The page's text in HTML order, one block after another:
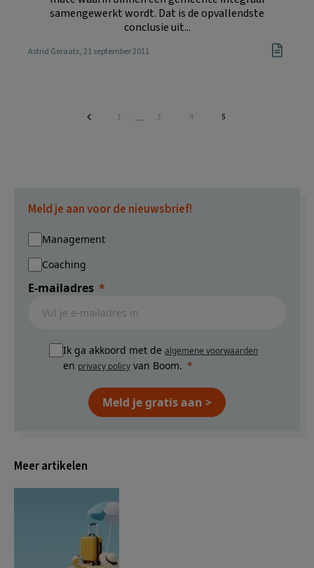
samengewerkt wordt. Dat is de opvallendste
conclusie uit...
Astrid Geraats, 21 september 2011
Pagina
1
Interim
… Pagina
3 Pagina
4 Pagina
5
Meld je aan voor de nieuwsbrief!
Management
Coaching
E-mailadres
Ik ga akkoord met de algemene voorwaarden
en privacy policy van Boom.
Meld je gratis aan >
Meer artikelen